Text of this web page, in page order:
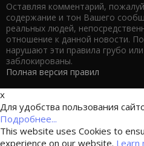
Оставляя комментарий,
содержание и тон Вашего
реальных людей,
отношение к данной новости.
нарушают эти правила грубо
заблокированы.
Полная версия правил
x
Для удобства пользования
Подробнее...
This website uses Cookies to
experience on our website. Learn